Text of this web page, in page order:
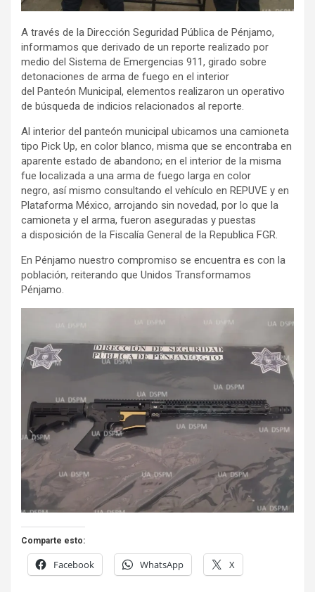
A través de la Dirección Seguridad Pública de Pénjamo,
informamos que derivado de un reporte realizado por
medio del Sistema de Emergencias 911, girado sobre
detonaciones de arma de fuego en el interior
del Panteón Municipal, elementos realizaron un operativo
de búsqueda de indicios relacionados al reporte.
Al interior del panteón municipal ubicamos una camioneta
tipo Pick Up, en color blanco, misma que se encontraba en
aparente estado de abandono; en el interior de la misma
fue localizada a una arma de fuego larga en color
negro, así mismo consultando el vehículo en REPUVE y en
Plataforma México, arrojando sin novedad, por lo que la
camioneta y el arma, fueron aseguradas y puestas
a disposición de la Fiscalía General de la Republica FGR.
En Pénjamo nuestro compromiso se encuentra es con la
población, reiterando que Unidos Transformamos
Pénjamo.
Comparte esto:
Facebook WhatsApp X